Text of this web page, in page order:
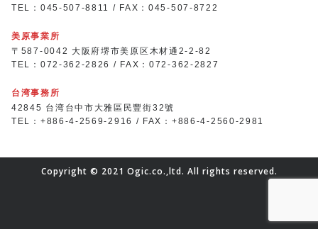
TEL：045-507-8811 / FAX：045-507-8722
美原事業所
〒587-0042 大阪府堺市美原区木材通2-2-82
TEL：072-362-2826 / FAX：072-362-2827
台湾事務所
42845 台湾台中市大雅區民豐街32號
TEL：+886-4-2569-2916 / FAX：+886-4-2560-2981
Copyright © 2021 Ogic.co.,ltd. All rights reserved.